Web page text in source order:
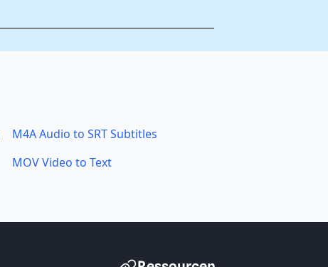
M4A Audio to SRT Subtitles
MOV Video to Text